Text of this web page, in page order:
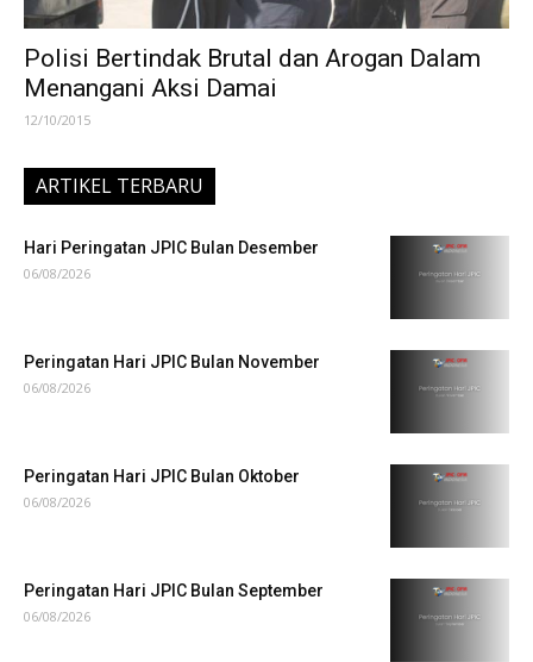
Polisi Bertindak Brutal dan Arogan Dalam
Menangani Aksi Damai
12/10/2015
ARTIKEL TERBARU
Hari Peringatan JPIC Bulan Desember
06/08/2026
Peringatan Hari JPIC Bulan November
06/08/2026
Peringatan Hari JPIC Bulan Oktober
06/08/2026
Peringatan Hari JPIC Bulan September
06/08/2026